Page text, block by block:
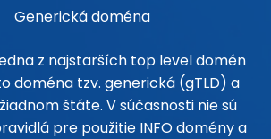
Generická doména
z najstarších top level domén
doména tzv. generická (gTLD) a
štáte. V súčasnosti nie sú
pre použitie INFO domény a